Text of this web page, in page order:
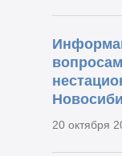
20 октября